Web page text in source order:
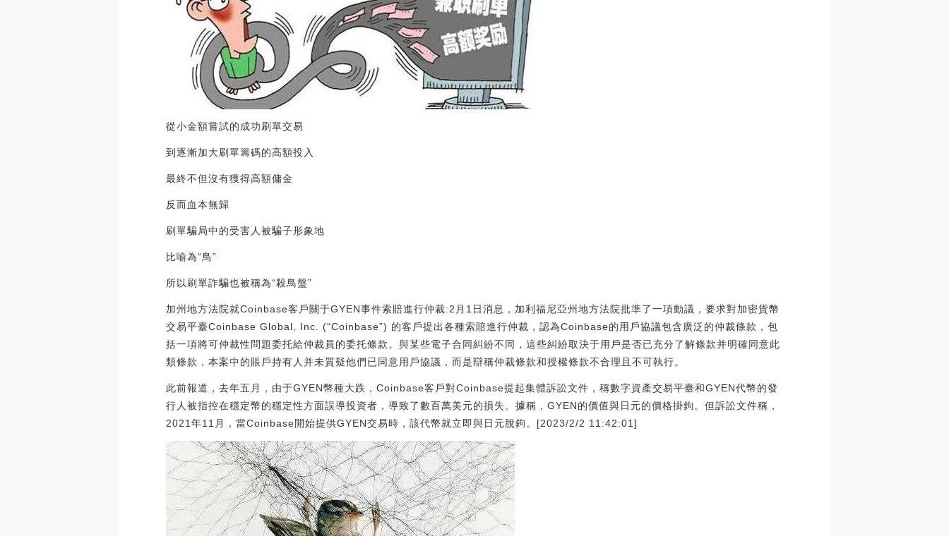
從小金額嘗試的成功刷單交易
到逐漸加大刷單籌碼的高額投入
最終不但沒有獲得高額傭金
反而血本無歸
刷單騙局中的受害人被騙子形象地
比喻為“鳥”
所以刷單詐騙也被稱為“殺鳥盤”
加州地方法院就Coinbase客戶關于GYEN事件索賠進行仲裁:2月1日消息，加利福尼亞州地方法院批準了一項動議，要求對加密貨幣
交易平臺Coinbase Global, Inc. (“Coinbase”) 的客戶提出各種索賠進行仲裁，認為Coinbase的用戶協議包含廣泛的仲裁條款，包
括一項將可仲裁性問題委托給仲裁員的委托條款。與某些電子合同糾紛不同，這些糾紛取決于用戶是否已充分了解條款并明確同意此
類條款，本案中的賬戶持有人并未質疑他們已同意用戶協議，而是辯稱仲裁條款和授權條款不合理且不可執行。
此前報道，去年五月，由于GYEN幣種大跌，Coinbase客戶對Coinbase提起集體訴訟文件，稱數字資產交易平臺和GYEN代幣的發
行人被指控在穩定幣的穩定性方面誤導投資者，導致了數百萬美元的損失。據稱，GYEN的價值與日元的價格掛鉤。但訴訟文件稱，
2021年11月，當Coinbase開始提供GYEN交易時，該代幣就立即與日元脫鉤。[2023/2/2 11:42:01]